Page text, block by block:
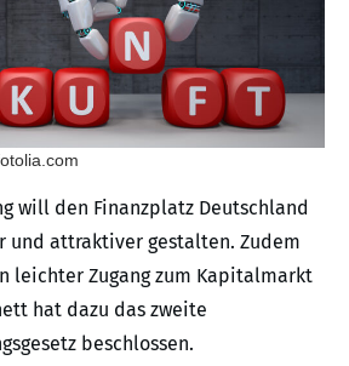
will den Finanzplatz Deutschland
und attraktiver gestalten. Zudem
leichter Zugang zum Kapitalmarkt
hat dazu das zweite
beschlossen.